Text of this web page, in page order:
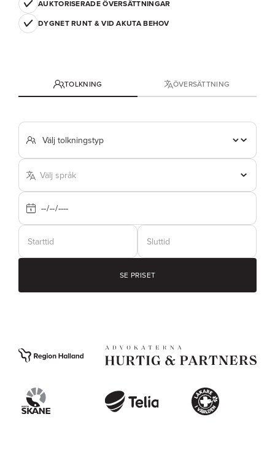
AUKTORISERADE ÖVERSÄTTNINGAR
DYGNET RUNT & VID AKUTA BEHOV
TOLKNING ÖVERSÄTTNING